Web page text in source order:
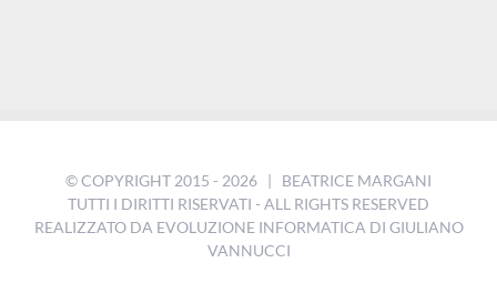
© COPYRIGHT 2015 - 2026 | BEATRICE MARGANI
TUTTI I DIRITTI RISERVATI - ALL RIGHTS RESERVED
REALIZZATO DA EVOLUZIONE INFORMATICA DI GIULIANO
VANNUCCI